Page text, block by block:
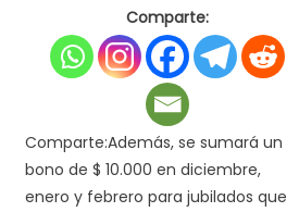
Comparte:
Comparte:Además, se sumará un
bono de $ 10.000 en diciembre,
enero y febrero para jubilados que